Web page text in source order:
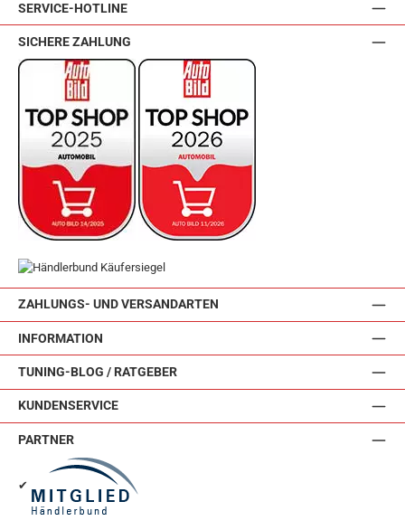
SERVICE-HOTLINE
ZAHLUNGS- UND VERSANDARTEN
INFORMATION
TUNING-BLOG / RATGEBER
KUNDENSERVICE
SICHERE ZAHLUNG
PARTNER
✔